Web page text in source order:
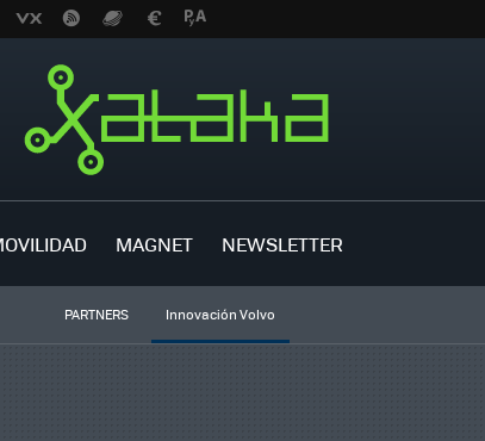
MAGNET NEWSLETTER
PARTNERS Innovación Volvo